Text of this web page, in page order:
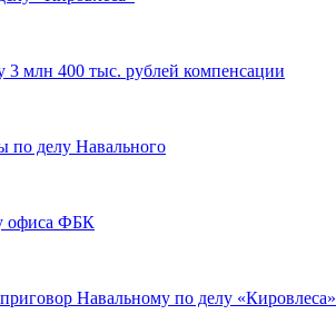
млн 400 тыс. рублей компенсации
по делу Навального
офиса ФБК
Навальному по делу «Кировлеса»